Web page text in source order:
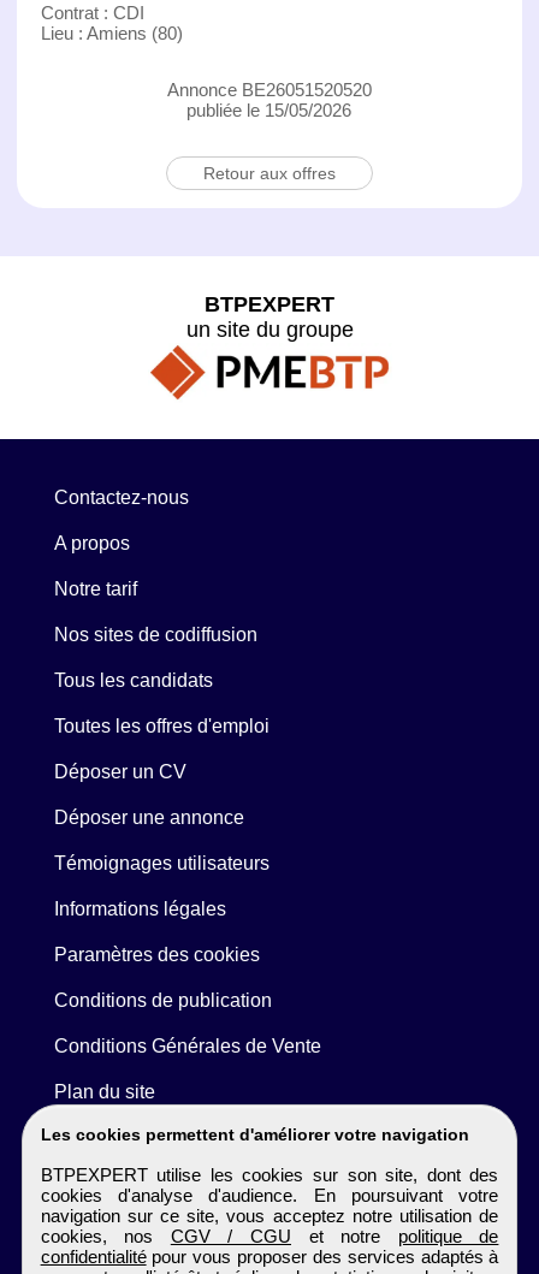
Contrat : CDI
Lieu : Amiens (80)
Annonce BE26051520520
publiée le 15/05/2026
Retour aux offres
Les cookies permettent d'améliorer votre navigation
BTPEXPERT utilise les cookies sur son site, dont des
cookies d'analyse d'audience. En poursuivant votre
navigation sur ce site, vous acceptez notre utilisation de
cookies, nos CGV / CGU et notre politique de
confidentialitépour vous proposer des services adaptés à
BTPEXPERT
un site du groupe
Contactez-nous
A propos
Notre tarif
Nos sites de codiffusion
Tous les candidats
Toutes les offres d'emploi
Déposer un CV
Déposer une annonce
Témoignages utilisateurs
Informations légales
Paramètres des cookies
Conditions de publication
Conditions Générales de Vente
Plan du site